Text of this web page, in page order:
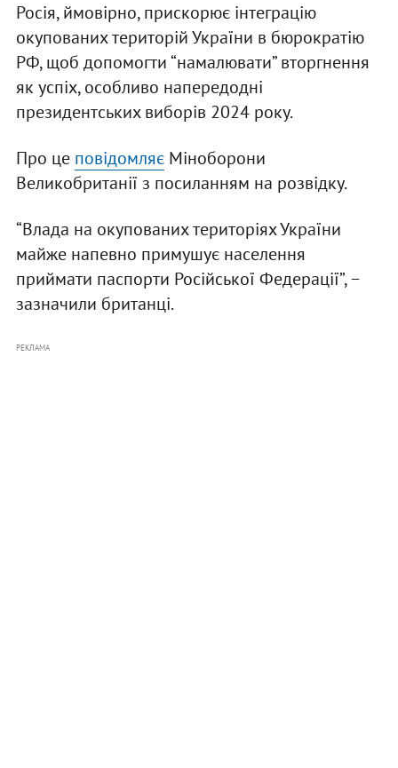
Росія, ймовірно, прискорює інтеграцію
окупованих територій України в бюрократію
РФ, щоб допомогти “намалювати” вторгнення
як успіх, особливо напередодні
президентських виборів 2024 року.
Про це повідомляєМіноборони
Великобританії з посиланням на розвідку.
“Влада на окупованих територіях України
майже напевно примушує населення
приймати паспорти Російської Федерації”, −
зазначили британці.
РЕКЛАМА